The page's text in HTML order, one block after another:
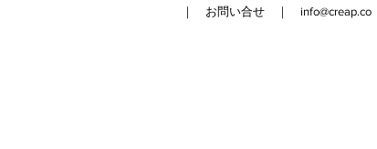
｜ お問い合せ ｜ info@creap.co